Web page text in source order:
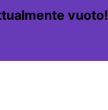
vuoto!